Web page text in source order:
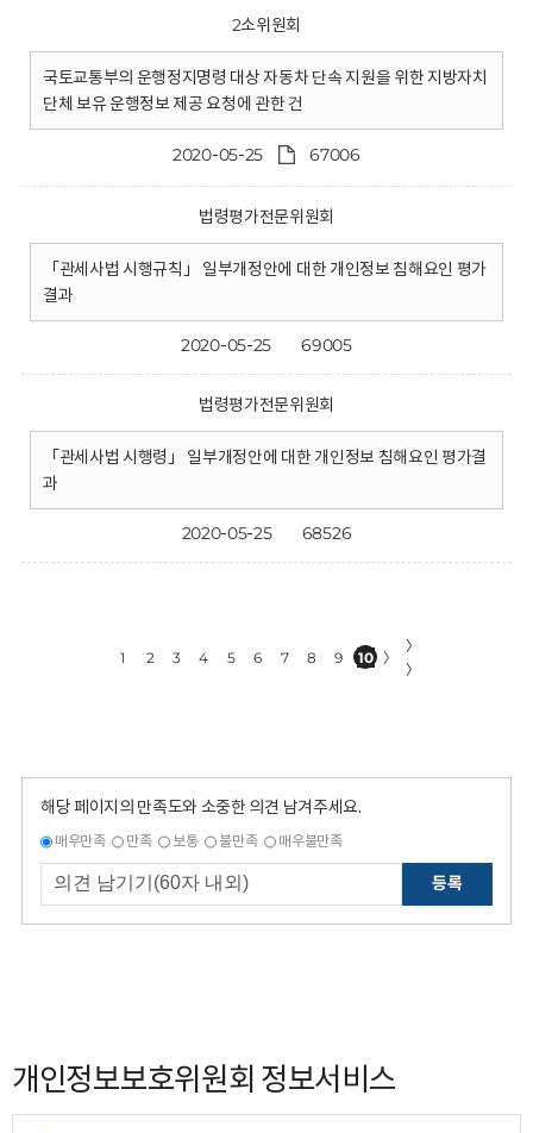
2소위원회
국토교통부의 운행정지명령 대상 자동차 단속 지원을 위한 지방자치
단체 보유 운행정보 제공 요청에 관한 건
2020-05-25 67006
법령평가전문위원회
「관세사법 시행규칙」 일부개정안에 대한 개인정보 침해요인 평가
결과
2020-05-25 69005
법령평가전문위원회
「관세사법 시행령」 일부개정안에 대한 개인정보 침해요인 평가결
과
2020-05-25 68526
1 2 3 4 5 6 7 8 9 10 〉
〉
〉
해당 페이지의 만족도와 소중한 의견 남겨주세요.
매우만족 만족 보통 불만족 매우불만족
등록
개인정보보호위원회 정보서비스